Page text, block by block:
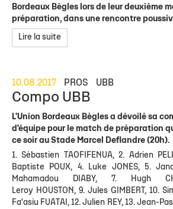
Bordeaux Bègles lors de leur deuxième
préparation, dans une rencontre
Lire la suite
10.08.2017 PROS UBB
Compo UBB
L'Union Bordeaux Bègles a dévoilé sa
d'équipe pour le match de préparation
ce soir au Stade Marcel Deflandre (20h).
1. Sébastien TAOFIFENUA, 2. Adrien
Baptiste POUX, 4. Luke JONES, 5.
Mahamadou DIABY, 7. Hugh
Leroy HOUSTON, 9. Jules GIMBERT, 10.
Fa'asiu FUATAI, 12. Julien REY, 13. Jean-